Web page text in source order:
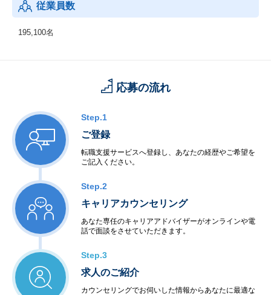
従業員数
195,100名
応募の流れ
Step.1
ご登録
転職支援サービスへ登録し、あなたの経歴やご希望を
ご記入ください。
Step.2
キャリアカウンセリング
あなた専任のキャリアアドバイザーがオンラインや電
話で面談をさせていただきます。
Step.3
求人のご紹介
カウンセリングでお伺いした情報からあなたに最適な